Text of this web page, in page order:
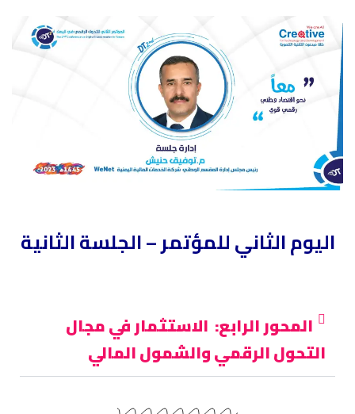
اليوم الثاني للمؤتمر – الجلسة الثانية
المحور الرابع: الاستثمار في مجال
التحول الرقمي والشمول المالي